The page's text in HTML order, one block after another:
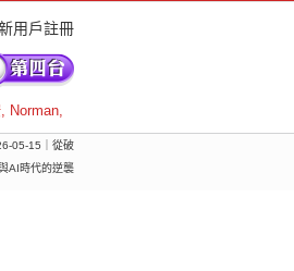
用戶註冊
, Norman,
05-15｜從破
AI時代的逆襲